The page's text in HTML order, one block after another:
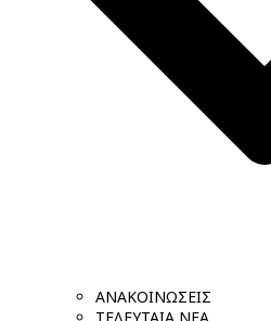
ΑΝΑΚΟΙΝΩΣΕΙΣ